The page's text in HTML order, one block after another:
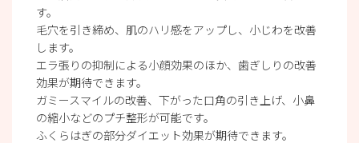
す。
毛穴を引き締め、肌のハリ感をアップし、小じわを改善
します。
エラ張りの抑制による小顔効果のほか、歯ぎしりの改善
効果が期待できます。
ガミースマイルの改善、下がった口角の引き上げ、小鼻
の縮小などのプチ整形が可能です。
ふくらはぎの部分ダイエット効果が期待できます。